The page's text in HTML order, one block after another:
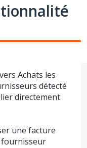
Achats les
détecté
directement
une facture
fournisseur